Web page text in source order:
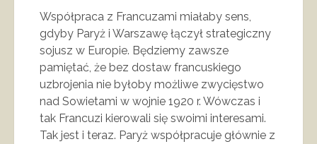
Współpraca z Francuzami miałaby sens,
gdyby Paryż i Warszawę łączył strategiczny
sojusz w Europie. Będziemy zawsze
pamiętać, że bez dostaw francuskiego
uzbrojenia nie byłoby możliwe zwycięstwo
nad Sowietami w wojnie 1920 r. Wówczas i
tak Francuzi kierowali się swoimi interesami.
Tak jest i teraz. Paryż współpracuje głównie z